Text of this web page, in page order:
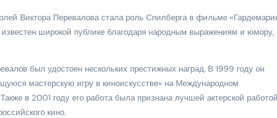
Виктора Перевалова стала роль Спилберга в фильме
известен широкой публике благодаря народным выражениям и юмору,
был удостоен нескольких престижных наград. В 1999 году он
мастерскую игру в киноискусстве» на Международном
в 2001 году его работа была признана лучшей актерской
кино.